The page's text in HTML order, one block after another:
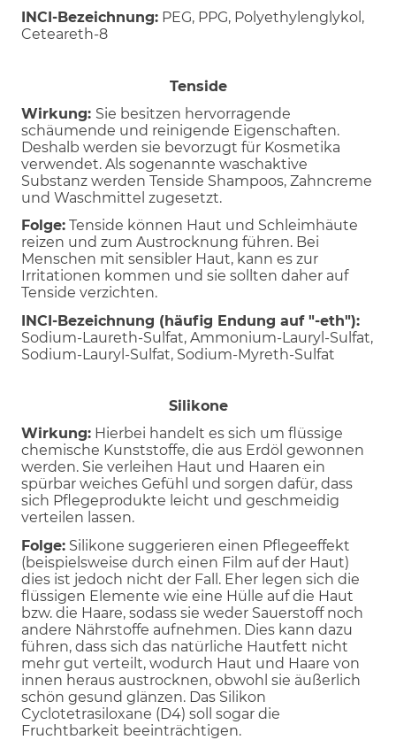
INCI-Bezeichnung: PEG, PPG, Polyethylenglykol,
Ceteareth-8
Tenside
Wirkung: Sie besitzen hervorragende
schäumende und reinigende Eigenschaften.
Deshalb werden sie bevorzugt für Kosmetika
verwendet. Als sogenannte waschaktive
Substanz werden Tenside Shampoos, Zahncreme
und Waschmittel zugesetzt.
Folge: Tenside können Haut und Schleimhäute
reizen und zum Austrocknung führen. Bei
Menschen mit sensibler Haut, kann es zur
Irritationen kommen und sie sollten daher auf
Tenside verzichten.
INCI-Bezeichnung (häufig Endung auf "-eth"):
Sodium-Laureth-Sulfat, Ammonium-Lauryl-Sulfat,
Sodium-Lauryl-Sulfat, Sodium-Myreth-Sulfat
Silikone
Wirkung: Hierbei handelt es sich um flüssige
chemische Kunststoffe, die aus Erdöl gewonnen
werden. Sie verleihen Haut und Haaren ein
spürbar weiches Gefühl und sorgen dafür, dass
sich Pflegeprodukte leicht und geschmeidig
verteilen lassen.
Folge: Silikone suggerieren einen Pflegeeffekt
(beispielsweise durch einen Film auf der Haut)
dies ist jedoch nicht der Fall. Eher legen sich die
flüssigen Elemente wie eine Hülle auf die Haut
bzw. die Haare, sodass sie weder Sauerstoff noch
andere Nährstoffe aufnehmen. Dies kann dazu
führen, dass sich das natürliche Hautfett nicht
mehr gut verteilt, wodurch Haut und Haare von
innen heraus austrocknen, obwohl sie äußerlich
schön gesund glänzen. Das Silikon
Cyclotetrasiloxane (D4) soll sogar die
Fruchtbarkeit beeinträchtigen.